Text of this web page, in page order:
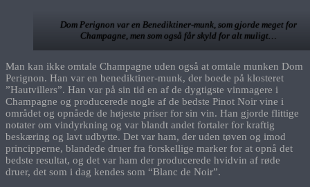
Dom Perignon var en Benediktiner-munk, som gjorde meget for
Champagne, men som også får skyld for alt muligt…
Man kan ikke omtale Champagne uden også at omtale munken Dom
Perignon. Han var en benediktiner-munk, der boede på klosteret
”Hautvillers”. Han var på sin tid en af de dygtigste vinmagere i
Champagne og producerede nogle af de bedste Pinot Noir vine i
området og opnåede de højeste priser for sin vin. Han gjorde flittige
notater om vindyrkning og var blandt andet fortaler for kraftig
beskæring og lavt udbytte. Det var ham, der uden tøven og imod
principperne, blandede druer fra forskellige marker for at opnå det
bedste resultat, og det var ham der producerede hvidvin af røde
druer, det som i dag kendes som “Blanc de Noir”.